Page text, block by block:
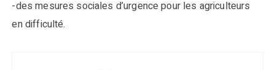
-des mesures sociales d’urgence pour les agriculteurs
en difficulté.